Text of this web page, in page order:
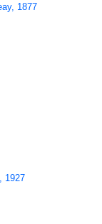
1877
1927